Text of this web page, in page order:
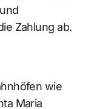
Zahlung ab.
wie
Maria